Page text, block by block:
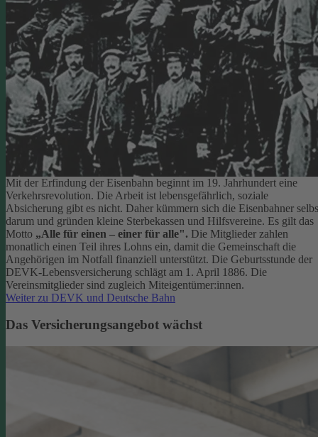
Mit der Erfindung der Eisenbahn beginnt im 19. Jahrhundert eine
Verkehrsrevolution. Die Arbeit ist lebensgefährlich, soziale
Absicherung gibt es nicht. Daher kümmern sich die Eisenbahner
darum und gründen kleine Sterbekassen und Hilfsvereine. Es gilt das
Motto „Alle für einen – einer für alle". Die Mitglieder zahlen
monatlich einen Teil ihres Lohns ein, damit die Gemeinschaft die
Angehörigen im Notfall finanziell unterstützt. Die Geburtsstunde der
DEVK-Lebensversicherung schlägt am 1. April 1886. Die
Vereinsmitglieder sind zugleich Miteigentümer:innen.
Weiter zu DEVK und Deutsche Bahn
Das Versicherungsangebot wächst